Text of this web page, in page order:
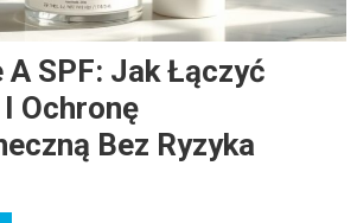
A SPF: Jak Łączyć
Ochronę
Bez Ryzyka